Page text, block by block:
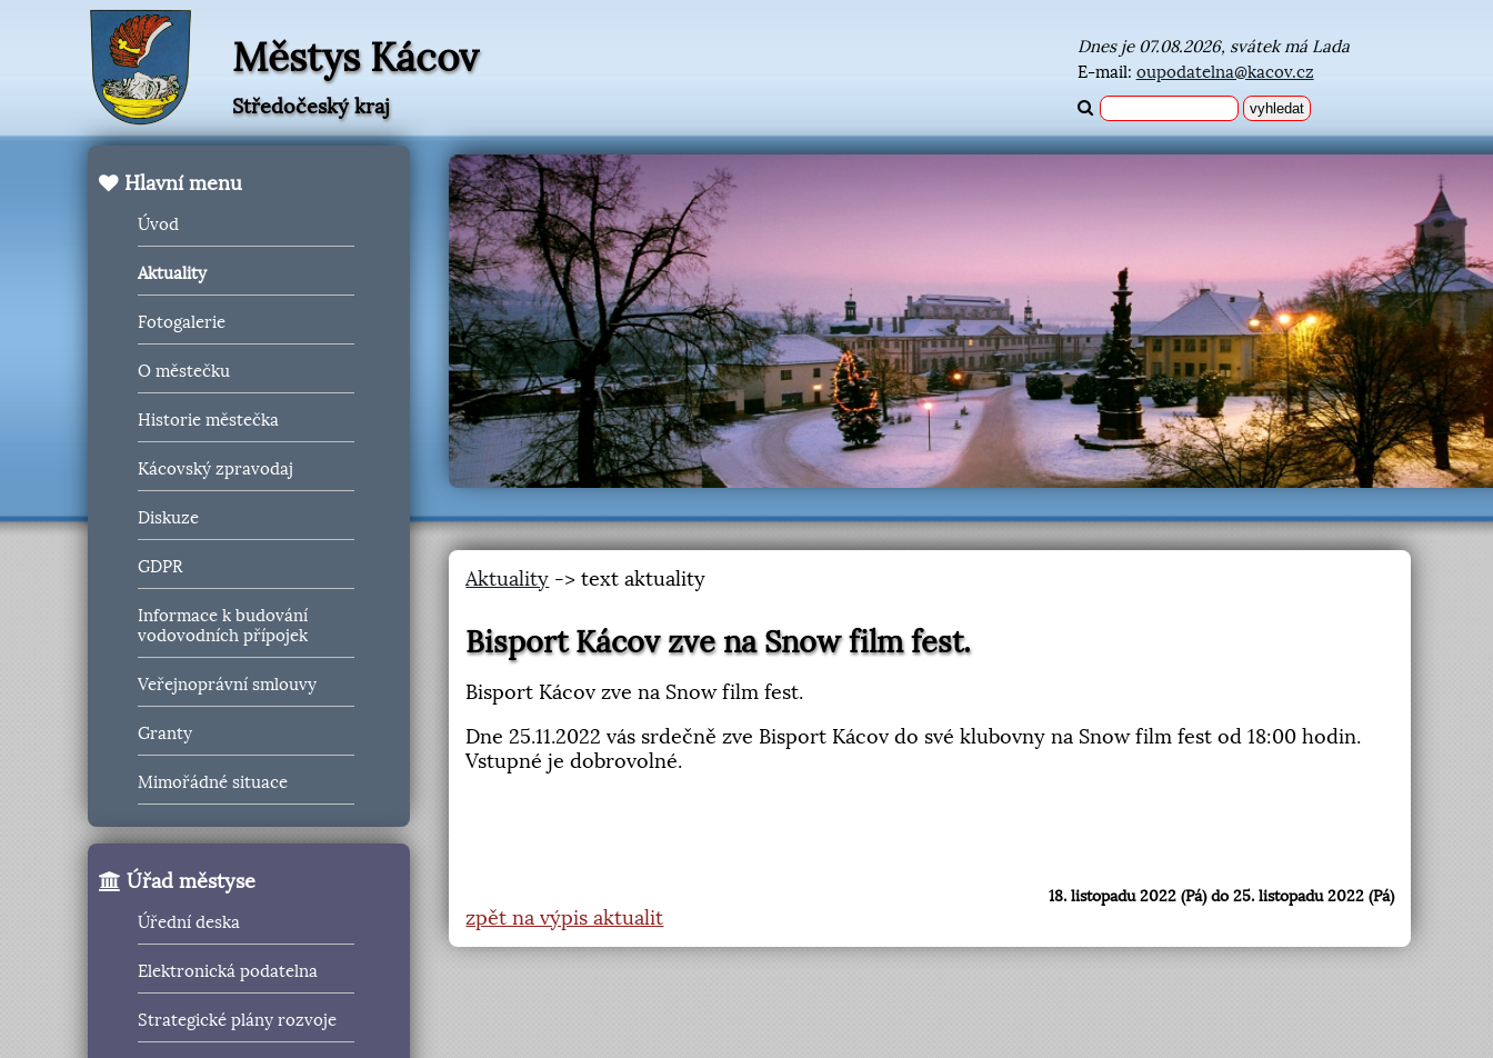
Městys Kácov
Středočeský kraj
Dnes je 07.08.2026, svátek má Lada
E-mail: oupodatelna@kacov.cz
Hlavní menu
Úvod
Aktuality
Fotogalerie
O městečku
Historie městečka
Kácovský zpravodaj
Diskuze
GDPR
Informace k budování
vodovodních přípojek
Veřejnoprávní smlouvy
Granty
Mimořádné situace
Úřad městyse
Úřední deska
Elektronická podatelna
Strategické plány rozvoje
Aktuality -> text aktuality
Bisport Kácov zve na Snow film fest.
Bisport Kácov zve na Snow film fest.
Dne 25.11.2022 vás srdečně zve Bisport Kácov do své klubovny na Snow film fest od 18:00 hodin.
Vstupné je dobrovolné.
18. listopadu 2022 (Pá) do 25. listopadu 2022 (Pá)
zpět na výpis aktualit